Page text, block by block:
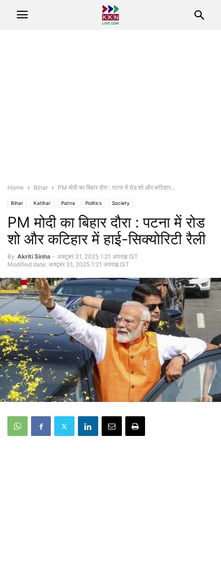
Home Bihar PM मोदी का बिहार दौरा : पटना में रोड शो और कटिहार...
Bihar Katihar Patna Politics Society
PM मोदी का बिहार दौरा : पटना में रोड
शो और कटिहार में हाई-सिक्योरिटी रैली
By Akriti Sinha - अक्टूबर 31, 2025 1:21 अपराह्न IST
Modified date: अक्टूबर 31, 2025 1:21 अपराह्न IST